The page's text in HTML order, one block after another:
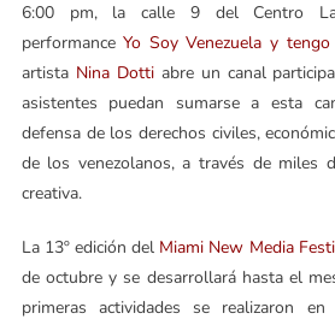
6:00 pm, la calle 9 del Centro La
performanceYo Soy Venezuela y
artista Nina Dotti abre un canal
asistentes puedan sumarse a esta
defensa de los derechos civiles,
de los venezolanos, a través de miles
creativa.
La 13º edición del Miami New Media
de octubre y se desarrollará hasta el
primeras actividades se realizaron